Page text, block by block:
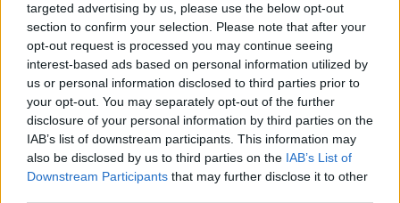
targeted advertising by us, please use the below opt-out
section to confirm your selection. Please note that after your
opt-out request is processed you may continue seeing
interest-based ads based on personal information utilized by
us or personal information disclosed to third parties prior to
your opt-out. You may separately opt-out of the further
disclosure of your personal information by third parties on the
IAB’s list of downstream participants. This information may
also be disclosed by us to third parties on the IAB’s List of
Downstream Participants that may further disclose it to other
Publié par DefyinGravity 5254 2 2 4 le 29 mai 2018 à
13h44.
Chanteurs :
Deluxe
Albums : Stachelight